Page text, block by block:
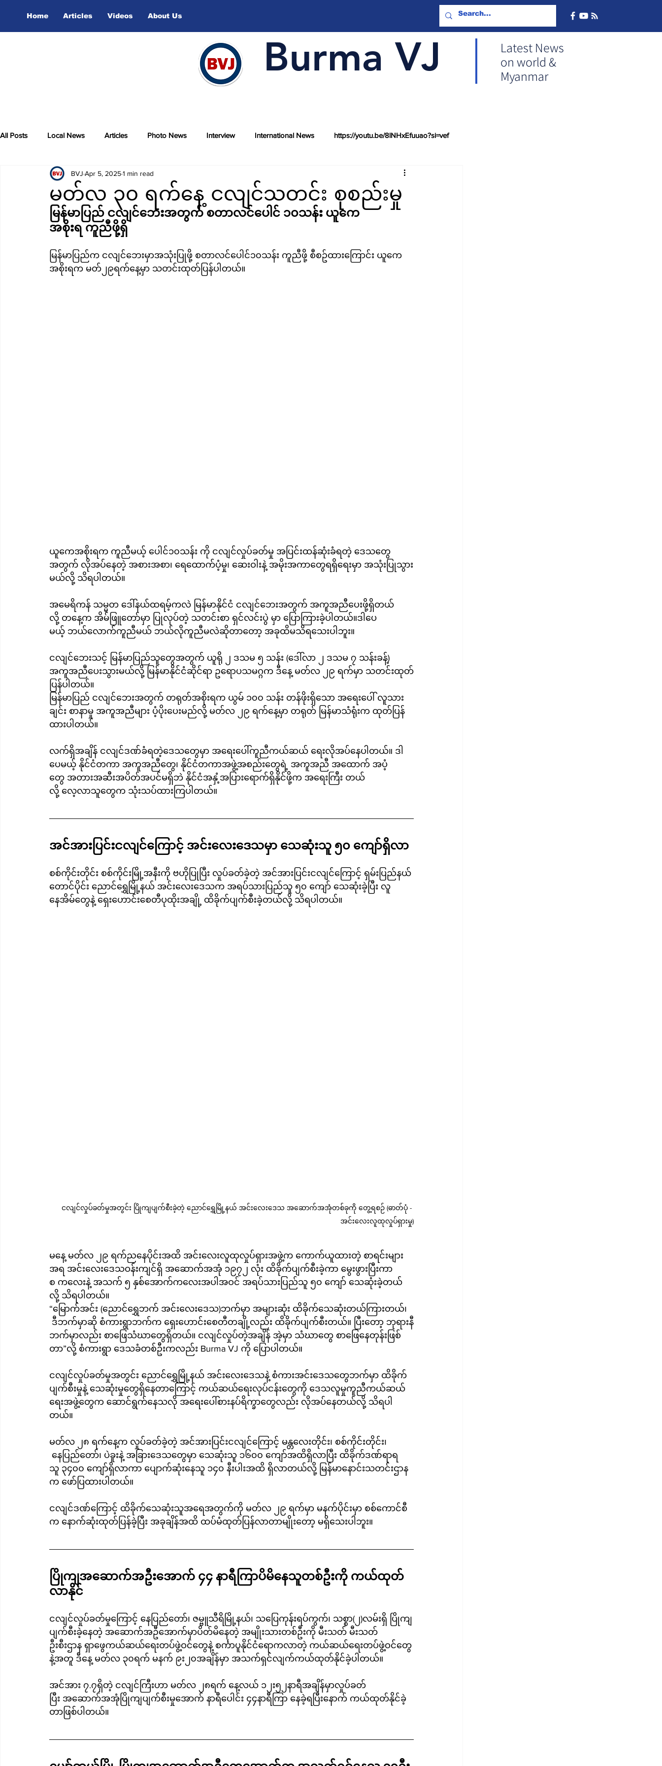
Home Articles Videos About Us
Burma VJ
Latest News
on world &
Myanmar
All Posts Local News Articles Photo News Interview International News https://youtu.be/8lNHxEfuuao?si=vef
Video
မတ်လ ၃၀ ရက်နေ့ ငလျင်သတင်း စုစည်းမှု
BVJ Apr 5, 20251 min read
မြန်မာပြည် ငလျင်ဘေးအတွက် ‌စတာလင်ပေါင် ၁၀သန်း ယူကေ
အစိုးရ ကူညီဖို့ရှိ
မြန်မာပြည်က ငလျင်ဘေးမှာအသုံးပြုဖို့ စတာလင်ပေါင်၁၀သန်း ကူညီဖို့ စီစဥ်ထားကြောင်း ယူကေ
အစိုးရက မတ်၂၉ရက်နေ့မှာ သတင်းထုတ်ပြန်ပါတယ်။
ယူကေအစိုးရက ကူညီမယ့် ပေါင်၁၀သန်း ကို ငလျင်လှုပ်ခတ်မှု အပြင်းထန်ဆုံးခံရတဲ့ ဒေသတွေ
အတွက် လိုအပ်နေတဲ့ အစားအစာ၊ ရေထောက်ပံ့မှု၊ ဆေးဝါးနဲ့ အမိုးအကာတွေရရှိရေးမှာ အသုံးပြုသွား
မယ်လို့ သိရပါတယ်။
အမေရိကန် သမ္မတ ဒေါ်နယ်ထရမ့်ကလဲ မြန်မာနိုင်ငံ ငလျင်ဘေးအတွက် အကူအညီပေးဖို့ရှိတယ်
လို့ တနေ့က အိမ်ဖြူတော်မှာ ပြုလုပ်တဲ့ သတင်းစာ ရှင်လင်းပွဲ မှာ ပြောကြားခဲ့ပါတယ်။ဒါပေ
မယ့် ဘယ်လောက်ကူညီမယ် ဘယ်လိုကူညီမလဲဆိုတာတော့ အခုထိမသိရသေးပါဘူး။
ငလျင်ဘေးသင့် မြန်မာပြည်သူတွေအတွက် ယူရို ၂ ဒသမ ၅ သန်း (ဒေါ်လာ ၂ ဒသမ ၇ သန်းခန့်)
အကူအညီပေးသွားမယ်လို့ မြန်မာနိုင်ငံဆိုင်ရာ ဥရောပသမဂ္ဂက ဒီနေ့ မတ်လ ၂၉ ရက်မှာ သတင်းထုတ်
ပြန်ပါတယ်။
မြန်မာပြည် ငလျင်ဘေးအတွက် တရုတ်အစိုးရက ယွမ် ၁၀၀ သန်း တန်ဖိုးရှိသော အရေးပေါ် လူသား
ချင်း စာနာမှု အကူအညီများ ပံ့ပိုးပေးမည်လို့ မတ်လ ၂၉ ရက်နေ့မှာ တရုတ် မြန်မာသံရုံးက ထုတ်ပြန်
ထားပါတယ်။
လက်ရှိအချိန် ငလျင်ဒဏ်ခံရတဲ့ဒေသတွေမှာ အရေးပေါ်ကူညီကယ်ဆယ် ရေးလိုအပ်နေပါတယ်။ ဒါ
ပေမယ့် နိုင်ငံတကာ အကူအညီတွေ၊ နိုင်ငံတကာအဖွဲ့အစည်းတွေရဲ့ အကူအညီ အထောက် အပံ့
တွေ အတားအဆီးအပိတ်အပင်မရှိဘဲ နိုင်ငံအနှံ့အပြားရောက်ရှိနိုင်ဖို့က အရေးကြီး တယ်
လို့ လေ့လာသူတွေက သုံးသပ်ထားကြပါတယ်။
အင်အားပြင်းငလျင်ကြောင့် အင်းလေးဒေသမှာ သေဆုံးသူ ၅၀ ကျော်ရှိလာ
စစ်ကိုင်းတိုင်း စစ်ကိုင်းမြို့အနီးကို ဗဟိုပြုပြီး လှုပ်ခတ်ခဲ့တဲ့ အင်အားပြင်းငလျင်ကြောင့် ရှမ်းပြည်နယ်
တောင်ပိုင်း ညောင်ရွှေမြို့နယ် အင်းလေးဒေသက အရပ်သားပြည်သူ ၅၀ ကျော် သေဆုံးခဲ့ပြီး လူ
နေအိမ်တွေနဲ့ ရှေးဟောင်းစေတီပုထိုးအချို့ ထိခိုက်ပျက်စီးခဲ့တယ်လို့ သိရပါတယ်။
ငလျင်လှုပ်ခတ်မှုအတွင်း ပြိုကျပျက်စီးခဲ့တဲ့ ညောင်ရွှေမြို့နယ် အင်းလေးဒေသ အဆောက်အအုံတစ်ခုကို တွေ့ရစဉ် (ဓာတ်ပုံ -
အင်းလေးလူထုလှုပ်ရှားမှု)
မနေ့ မတ်လ ၂၉ ရက်ညနေပိုင်းအထိ အင်းလေးလူထုလှုပ်ရှားအဖွဲ့က ကောက်ယူထားတဲ့ စာရင်းများ
အရ အင်းလေးဒေသဝန်းကျင်ရှိ အဆောက်အအုံ ၁၉၇၂ လုံး ထိခိုက်ပျက်စီးခဲ့ကာ မွေးဖွားပြီးကာ
စ ကလေးနဲ့ အသက် ၅ နှစ်အောက်ကလေးအပါအဝင် အရပ်သားပြည်သူ ၅၀ ကျော် သေဆုံးခဲ့တယ်
လို့ သိရပါတယ်။
“မြောက်အင်း (ညောင်ရွှေဘက် အင်းလေးဒေသ)ဘက်မှာ အများဆုံး ထိခိုက်သေဆုံးတယ်ကြားတယ်၊
ဒီဘက်မှာဆို စံကားရွာဘက်က ရှေးဟောင်းစေတီတချို့လည်း ထိခိုက်ပျက်စီးတယ်။ ပြီးတော့ ဘုရားနီ
ဘက်မှာလည်း စာဖြေသံဃာတွေရှိတယ်။ ငလျင်လှုပ်တဲ့အချိန် အဲ့မှာ သံဃာတွေ စာဖြေနေတုန်းဖြစ်
တာ”လို့ စံကားရွာ ဒေသခံတစ်ဦးကလည်း Burma VJ ကို ပြောပါတယ်။
ငလျင်လှုပ်ခတ်မှုအတွင်း ညောင်ရွှေမြို့နယ် အင်းလေးဒေသနဲ့ စံကားအင်းဒေသတွေဘက်မှာ ထိခိုက်
ပျက်စီးမှုနဲ့ သေဆုံးမှုတွေရှိနေတာကြောင့် ကယ်ဆယ်ရေးလုပ်ငန်းတွေကို ဒေသလူမှုကူညီကယ်ဆယ်
ရေးအဖွဲ့တွေက ဆောင်ရွက်နေသလို အရေးပေါ်စားနပ်ရိက္ခာတွေလည်း လိုအပ်နေတယ်လို့ သိရပါ
တယ်။
မတ်လ ၂၈ ရက်နေ့က လှုပ်ခတ်ခဲ့တဲ့ အင်အားပြင်းငလျင်ကြောင့် မန္တလေးတိုင်း၊ စစ်ကိုင်းတိုင်း၊
နေပြည်တော်၊ ပဲခူးနဲ့ အခြားဒေသတွေမှာ သေဆုံးသူ ၁၆၀၀ ကျော်အထိရှိလာပြီး ထိခိုက်ဒဏ်ရာရ
သူ ၃၄၀၀ ကျော်ရှိလာကာ ပျောက်ဆုံးနေသူ ၁၄၀ နီးပါးအထိ ရှိလာတယ်လို့ မြန်မာနောင်းသတင်းဌာန
က ဖော်ပြထားပါတယ်။
ငလျင်ဒဏ်ကြောင့် ထိခိုက်သေဆုံးသူအရေအတွက်ကို မတ်လ ၂၉ ရက်မှာ မနက်ပိုင်းမှာ စစ်ကောင်စီ
က နောက်ဆုံးထုတ်ပြန်ခဲ့ပြီး အခုချိန်အထိ ထပ်မံထုတ်ပြန်လာတာမျိုးတော့ မရှိသေးပါဘူး။
ပြိုကျအဆောက်အဦးအောက် ၄၄ နာရီကြာပိမိနေသူတစ်ဦးကို ကယ်ထုတ်
လာနိုင်
ငလျင်လှုပ်ခတ်မှုကြောင့် နေပြည်တော်၊ ဇမ္ဗူသီရိမြို့နယ်၊ သပြေကုန်းရပ်ကွက်၊ သစ္စာ(၂)လမ်းရှိ ပြိုကျ
ပျက်စီးခဲ့နေတဲ့ အဆောက်အဦအောက်မှာပိတ်မိနေတဲ့ အမျိုးသားတစ်ဦးကို မီးသတ် မီးသတ်
ဦးစီးဌာန ရှာဖွေကယ်ဆယ်ရေးတပ်ဖွဲ့ဝင်တွေနဲ့ စင်္ကာပူနိုင်ငံရောကလာတဲ့ ကယ်ဆယ်ရေးတပ်ဖွဲ့ဝင်တွေ
နဲ့အတူ ဒီနေ့ မတ်လ ၃၀ရက် မနက် ၉း၂၀အချိန်မှာ အသက်ရှင်လျက်ကယ်ထုတ်နိုင်ခဲ့ပါတယ်။
အင်အား ၇.၇ရှိတဲ့ ငလျင်ကြီးဟာ မတ်လ ၂၈ရက် နေ့လယ် ၁၂း၅၂နာရီအချိန်မှာလှုပ်ခတ်
ပြီး အဆောက်အအုံပြိုကျပျက်စီးမှုအောက် နာရီပေါင်း ၄၄နာရီကြာ နေခဲ့ရပြီးနောက် ကယ်ထုတ်နိုင်ခဲ့
တာဖြစ်ပါတယ်။